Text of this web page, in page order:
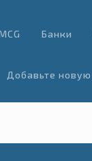
Банки
Добавьте